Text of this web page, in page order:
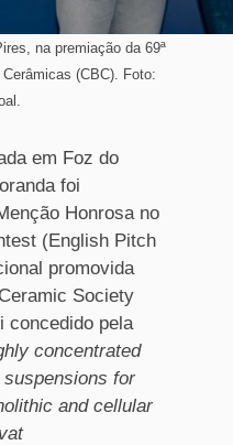
na premiação da 69ª
(CBC). Foto:
em Foz do
foi
Honrosa no
(English Pitch
promovida
Society
concedido pela
concentrated
for
and cellular